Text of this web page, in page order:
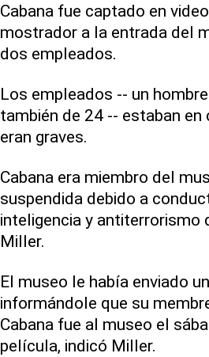
Cabana fue captado en
mostrador a la entrada del
dos empleados.
Los empleados -- un
también de 24 -- estaban
eran graves.
Cabana era miembro del
suspendida debido a
inteligencia y antiterrorismo
Miller.
El museo le había enviado
informándole que su
Cabana fue al museo el
película, indicó Miller.